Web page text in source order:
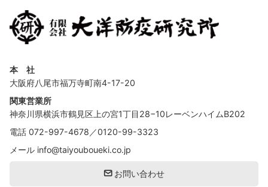
本 社
大阪府八尾市福万寺町南4-17-20
関東営業所
神奈川県横浜市鶴見区上の宮1丁目28−10レーベンハイムB202
電話 072-997-4678 ／0120-99-3323
メール info@taiyouboueki.co.jp
お問い合わせ